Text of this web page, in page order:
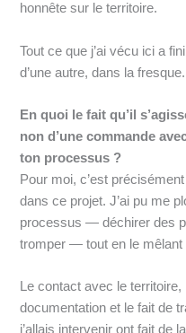
honnête sur le territoire.
Tout ce que j’ai vécu ici a
d’une autre, dans la fresque.
En quoi le fait qu’il
non d’une commande
ton processus ?
Pour moi, c’est
dans ce projet. J’ai pu me
processus — déchirer des
tromper — tout en le mêlant
Le contact avec le
documentation et le fait de
j’allais intervenir ont fait de